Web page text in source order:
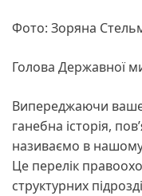
Фото: Зоряна
Голова Державної
Випереджаючи
ганебна історія,
називаємо в нашому
Це перелік
структурних